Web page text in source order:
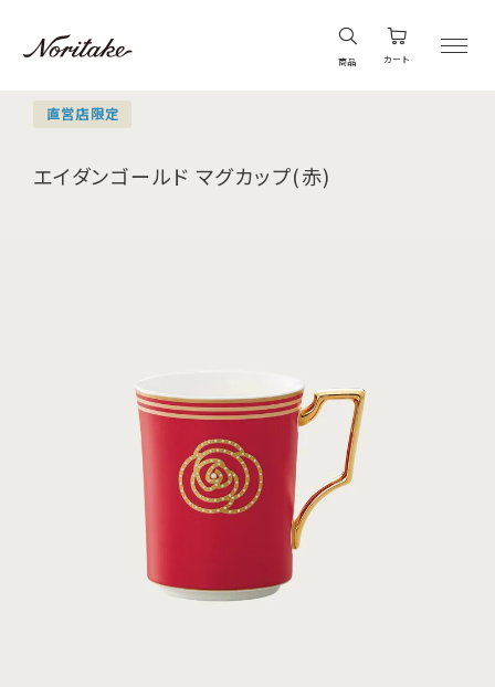
商品 カート
直営店限定
エイダンゴールド マグカップ(赤)